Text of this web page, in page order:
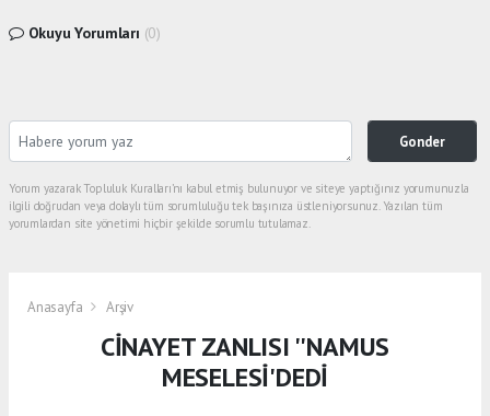
Okuyu Yorumları (0)
Gonder
Yorum yazarak Topluluk Kuralları’nı kabul etmiş bulunuyor ve siteye yaptığınız yorumunuzla
ilgili doğrudan veya dolaylı tüm sorumluluğu tek başınıza üstleniyorsunuz. Yazılan tüm
yorumlardan site yönetimi hiçbir şekilde sorumlu tutulamaz.
Anasayfa Arşiv
CİNAYET ZANLISI ''NAMUS
MESELESİ'DEDİ